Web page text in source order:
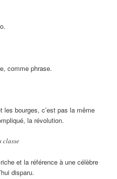
comme phrase.
les bourges, c’est pas la même
la révolution.
classe
et la référence à une célèbre
disparu.